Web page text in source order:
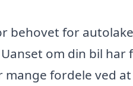
behovet for
om din bil
mange fordele ved